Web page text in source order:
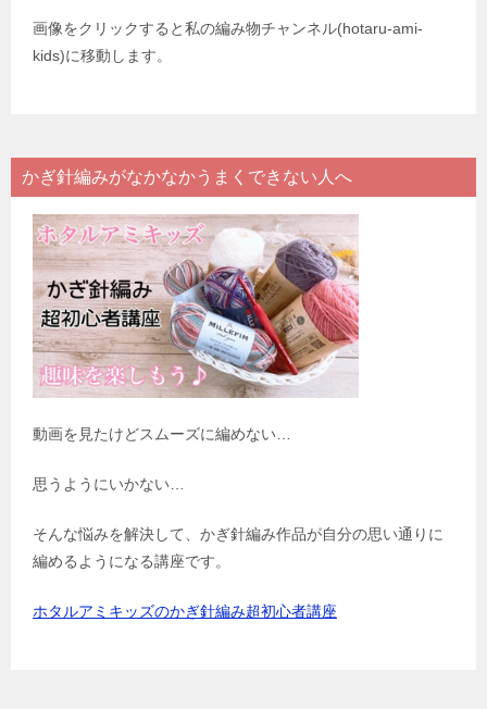
画像をクリックすると私の編み物チャンネル(hotaru-ami-
kids)に移動します。
かぎ針編みがなかなかうまくできない人へ
動画を見たけどスムーズに編めない…
思うようにいかない…
そんな悩みを解決して、かぎ針編み作品が自分の思い通りに
編めるようになる講座です。
ホタルアミキッズのかぎ針編み超初心者講座